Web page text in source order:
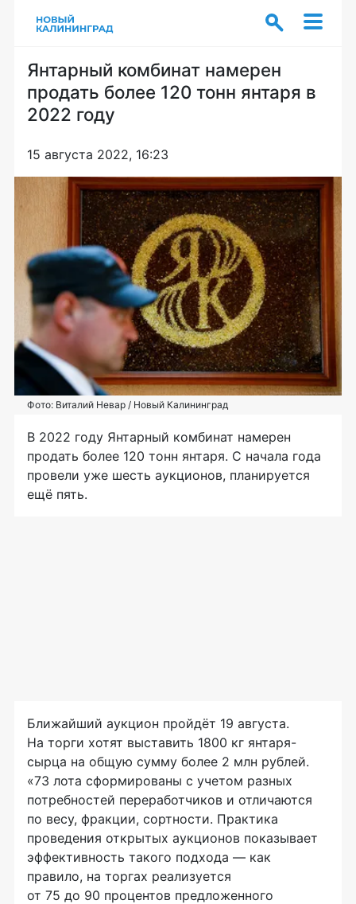
Янтарный комбинат намерен
продать более 120 тонн янтаря в
2022 году
15 августа 2022, 16:23
Фото: Виталий Невар / Новый Калининград
В 2022 году Янтарный комбинат намерен
продать более 120 тонн янтаря. С начала года
провели уже шесть аукционов, планируется
ещё пять.
Ближайший аукцион пройдёт 19 августа.
На торги хотят выставить 1800 кг янтаря-
сырца на общую сумму более 2 млн рублей.
«73 лота сформированы с учетом разных
потребностей переработчиков и отличаются
по весу, фракции, сортности. Практика
проведения открытых аукционов показывает
эффективность такого подхода — как
правило, на торгах реализуется
от 75 до 90 процентов предложенного